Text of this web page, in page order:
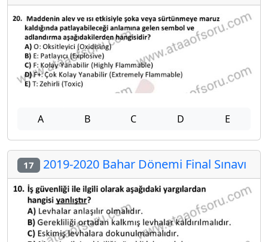
A B C D E
17 2019-2020 Bahar Dönemi Final Sınavı